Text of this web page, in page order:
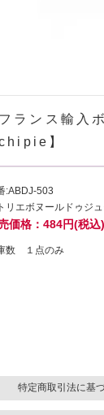
フランス輸入
】
:ABDJ-503
リエボヌールドゥジ
価格：484円(税込)
数 １点のみ
特定商取引法に基